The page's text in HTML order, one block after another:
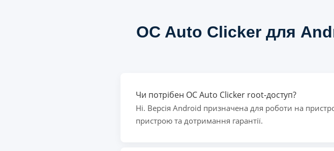
OC Auto Clicker для
Чи потрібен OC Auto Clicker root-доступ?
Ні. Версія Android призначена для роботи на
пристрою та дотримання гарантії.